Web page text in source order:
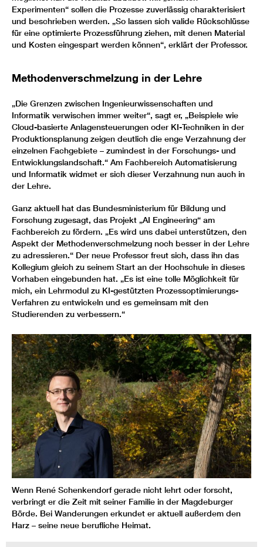
Experimenten“ sollen die Prozesse zuverlässig charakterisiert
und beschrieben werden. „So lassen sich valide Rückschlüsse
für eine optimierte Prozessführung ziehen, mit denen Material
und Kosten eingespart werden können“, erklärt der Professor.
Methodenverschmelzung in der Lehre
„Die Grenzen zwischen Ingenieurwissenschaften und
Informatik verwischen immer weiter“, sagt er, „Beispiele wie
Cloud-basierte Anlagensteuerungen oder KI-Techniken in der
Produktionsplanung zeigen deutlich die enge Verzahnung der
einzelnen Fachgebiete – zumindest in der Forschungs- und
Entwicklungslandschaft.“ Am Fachbereich Automatisierung
und Informatik widmet er sich dieser Verzahnung nun auch in
der Lehre.
Ganz aktuell hat das Bundesministerium für Bildung und
Forschung zugesagt, das Projekt „AI Engineering“ am
Fachbereich zu fördern. „Es wird uns dabei unterstützen, den
Aspekt der Methodenverschmelzung noch besser in der Lehre
zu adressieren.“ Der neue Professor freut sich, dass ihn das
Kollegium gleich zu seinem Start an der Hochschule in dieses
Vorhaben eingebunden hat. „Es ist eine tolle Möglichkeit für
mich, ein Lehrmodul zu KI-gestützten Prozessoptimierungs-
Verfahren zu entwickeln und es gemeinsam mit den
Studierenden zu verbessern.“
Wenn René Schenkendorf gerade nicht lehrt oder forscht,
verbringt er die Zeit mit seiner Familie in der Magdeburger
Börde. Bei Wanderungen erkundet er aktuell außerdem den
Harz – seine neue berufliche Heimat.